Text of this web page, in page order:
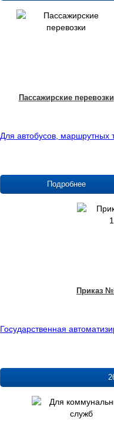
Пассажирские перевозки
Для автобусов, маршрутных
Подробнее
Приказ
Государственная